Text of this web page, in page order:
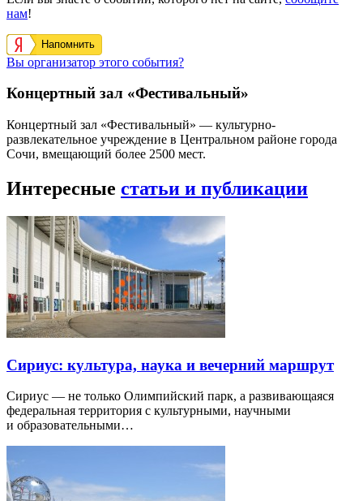
нам!
Напомнить
Вы организатор этого события?
Концертный зал «Фестивальный»
Концертный зал «Фестивальный» — культурно-
развлекательное учреждение в Центральном районе города
Сочи, вмещающий более 2500 мест.
Интересные статьи и публикации
Сириус: культура, наука и вечерний маршрут
Сириус — не только Олимпийский парк, а развивающаяся
федеральная территория с культурными, научными
и образовательными…